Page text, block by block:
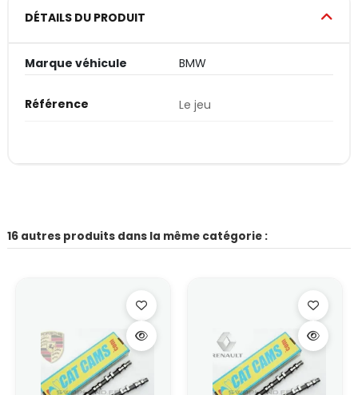
DÉTAILS DU PRODUIT
Marque véhicule BMW
Référence Le jeu
16 autres produits dans la même catégorie :